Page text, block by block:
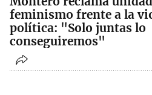
feminismo frente a la
política: "Solo juntas lo
conseguiremos"